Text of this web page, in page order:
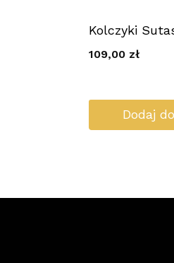
Kolczyki
109,00 zł
Dodaj